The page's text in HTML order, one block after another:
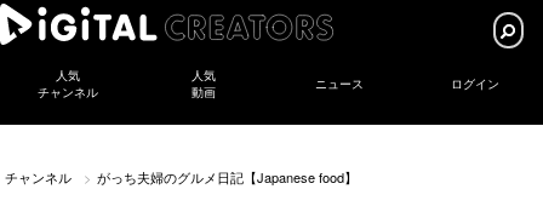
人気
チャンネル
人気
動画
ニュース ログイン
チャンネル がっち夫婦のグルメ日記【Japanese food】